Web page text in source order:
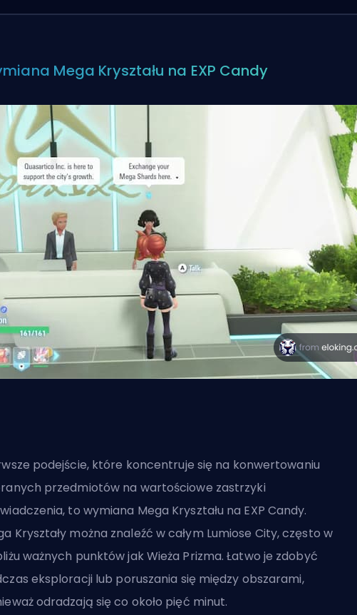
Mega Kryształu na EXP Candy
podejście, które koncentruje się na konwertowaniu
przedmiotów na wartościowe zastrzyki
to wymiana Mega Kryształu na EXP Candy.
Kryształy można znaleźć w całym Lumiose City, często w
ważnych punktów jak Wieża Prizma. Łatwo je zdobyć
eksploracji lub poruszania się między obszarami,
odradzają się co około pięć minut.